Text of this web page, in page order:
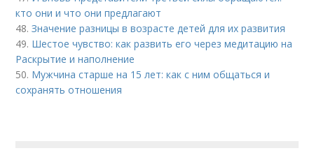
кто они и что они предлагают
48.Значение разницы в возрасте детей для их развития
49. Шестое чувство: как развить его через медитацию на
Раскрытие и наполнение
50. Мужчина старше на 15 лет: как с ним общаться и
сохранять отношения